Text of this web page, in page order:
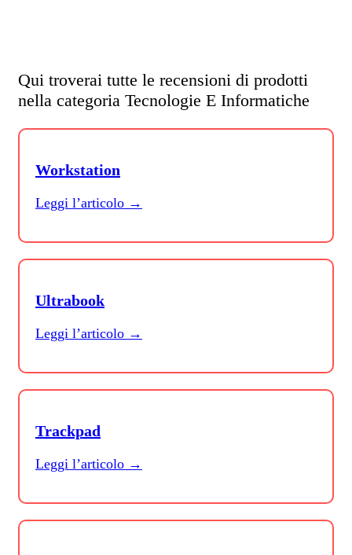
Qui troverai tutte le recensioni di prodotti
nella categoria Tecnologie E Informatiche
Workstation
Leggi l’articolo →
Ultrabook
Leggi l’articolo →
Trackpad
Leggi l’articolo →